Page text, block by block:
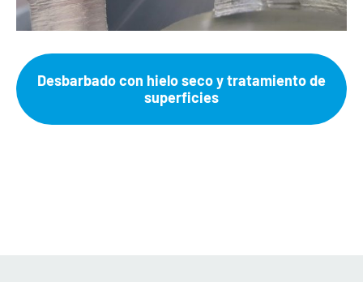
Desbarbado con hielo seco y tratamiento de
superficies